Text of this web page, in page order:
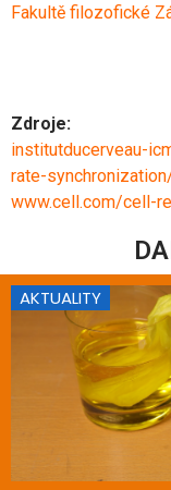
Fakultě filozofické
Zdroje:
institutducerveau-
rate-
www.cell.com/cell-
AKTUALITY